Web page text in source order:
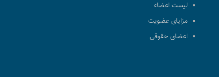
لیست اعضاء
مزایای عضویت
اعضای حقوقی